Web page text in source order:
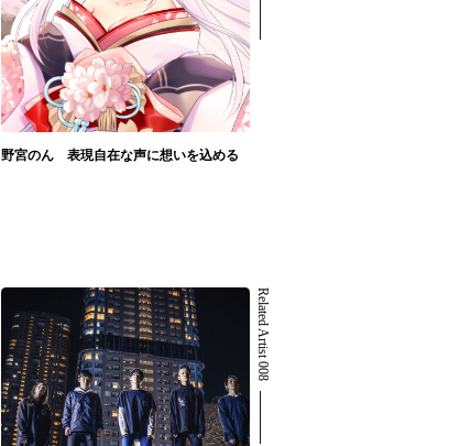
野宮のん 表現自在な声に想いを込める
Related Artist 008